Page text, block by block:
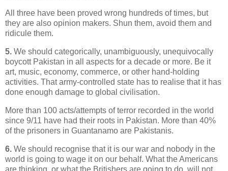
All three have been proved wrong hundreds of times, but
they are also opinion makers. Shun them, avoid them and
ridicule them.
5. We should categorically, unambiguously, unequivocally
boycott Pakistan in all aspects for a decade or more. Be it
art, music, economy, commerce, or other hand-holding
activities. That army-controlled state has to realise that it has
done enough damage to global civilisation.
More than 100 acts/attempts of terror recorded in the world
since 9/11 have had their roots in Pakistan. More than 40%
of the prisoners in Guantanamo are Pakistanis.
6. We should recognise that it is our war and nobody in the
world is going to wage it on our behalf. What the Americans
are thinking, or what the Britishers are going to do, will not